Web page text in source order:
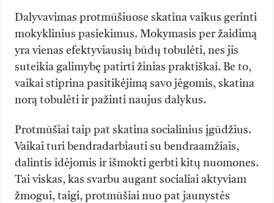
Dalyvavimas protmūšiuose skatina vaikus gerinti
mokyklinius pasiekimus. Mokymasis per žaidimą
yra vienas efektyviausių būdų tobulėti, nes jis
suteikia galimybę patirti žinias praktiškai. Be to,
vaikai stiprina pasitikėjimą savo jėgomis, skatina
norą tobulėti ir pažinti naujus dalykus.
Protmūšiai taip pat skatina socialinius įgūdžius.
Vaikai turi bendradarbiauti su bendraamžiais,
dalintis idėjomis ir išmokti gerbti kitų nuomones.
Tai viskas, kas svarbu augant socialiai aktyviam
žmogui, taigi, protmūšiai nuo pat jaunystės